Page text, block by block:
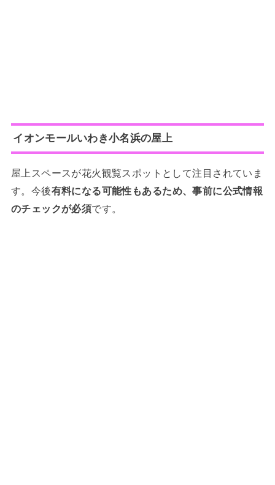
イオンモールいわき小名浜の屋上
屋上スペースが花火観覧スポットとして注目されていま
す。今後有料になる可能性もあるため、事前に公式情報
のチェックが必須です。